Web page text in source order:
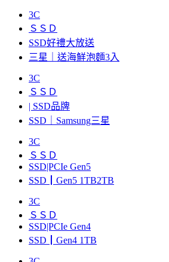
3C
ＳＳＤ
SSD好禮大放送
三星｜送海鮮泡麵3入
3C
ＳＳＤ
| SSD品牌
SSD｜Samsung三星
3C
ＳＳＤ
SSD|PCIe Gen5
SSD┃Gen5 1TB2TB
3C
ＳＳＤ
SSD|PCIe Gen4
SSD┃Gen4 1TB